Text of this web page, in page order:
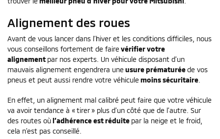
Alignement des roues
Avant de vous lancer dans l’hiver et les conditions difficiles, nous
vous conseillons fortement de faire vérifier votre
alignement par nos experts. Un véhicule disposant d’un
mauvais alignement engendrera une usure prématuréede vos
pneus et peut aussi rendre votre véhicule moins sécuritaire
En effet, un alignement mal calibré peut faire que votre véhicule
va avoir tendance à « tirer » plus d’un côté que de l’autre. Sur
des routes oùl’adhérence est réduite par la neige et le froid,
cela n’est pas conseillé.